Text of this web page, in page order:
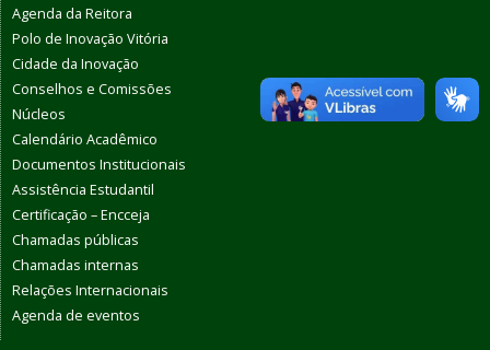
Agenda da Reitora
Polo de Inovação Vitória
Cidade da Inovação
Conselhos e Comissões
Núcleos
Calendário Acadêmico
Documentos Institucionais
Assistência Estudantil
Certificação – Encceja
Chamadas públicas
Chamadas internas
Relações Internacionais
Agenda de eventos